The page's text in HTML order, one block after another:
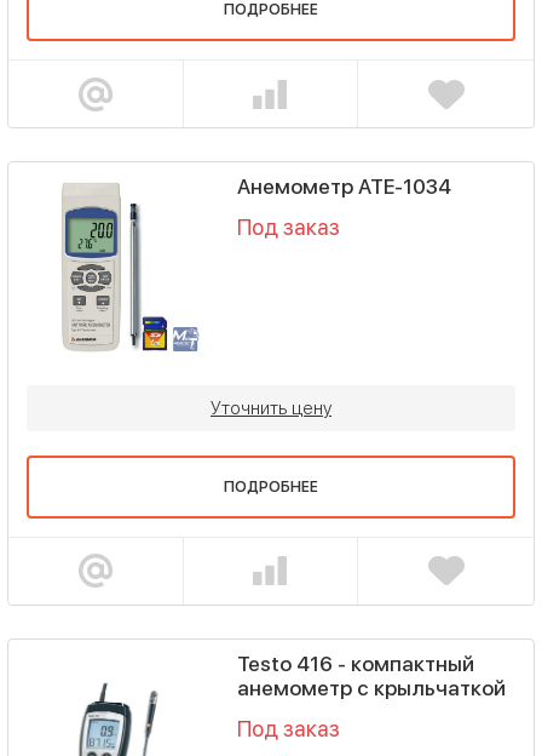
ПОДРОБНЕЕ
Анемометр АТЕ-1034
Под заказ
Уточнить цену
ПОДРОБНЕЕ
Testo 416 - компактный
анемометр с крыльчаткой
Под заказ